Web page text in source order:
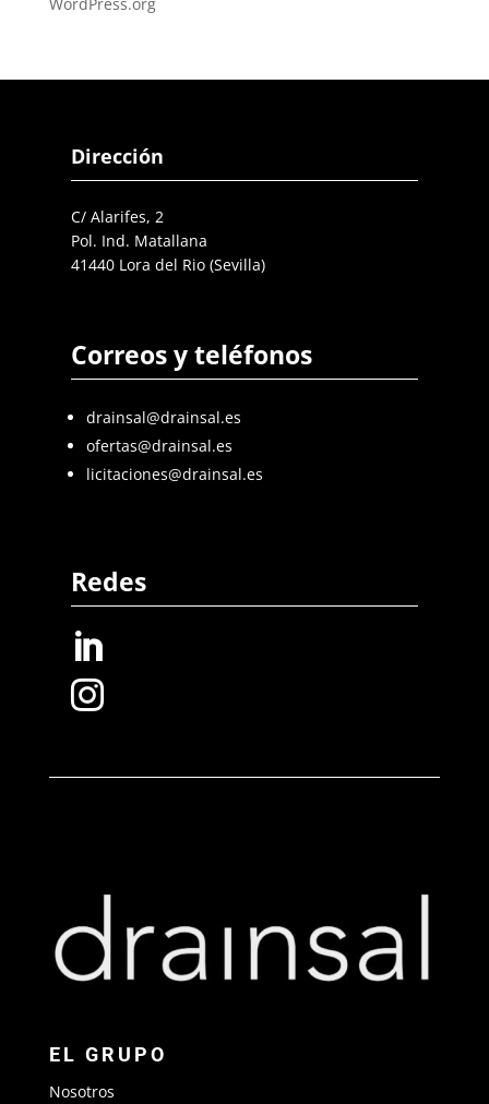
Dirección
C/ Alarifes, 2
Pol. Ind. Matallana
41440 Lora del Rio (Sevilla)
Correos y teléfonos
drainsal@drainsal.es
ofertas@drainsal.es
licitaciones@drainsal.es
Redes


EL GRUPO
Nosotros